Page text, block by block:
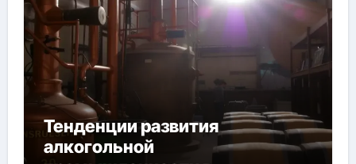
Тенденции развития
алкогольной